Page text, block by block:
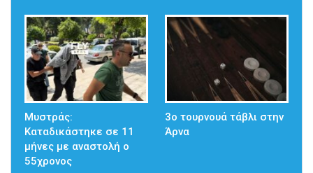
Μυστράς:
Καταδικάστηκε σε 11
μήνες με αναστολή ο
55χρονος
3ο τουρνουά τάβλι στην
Άρνα